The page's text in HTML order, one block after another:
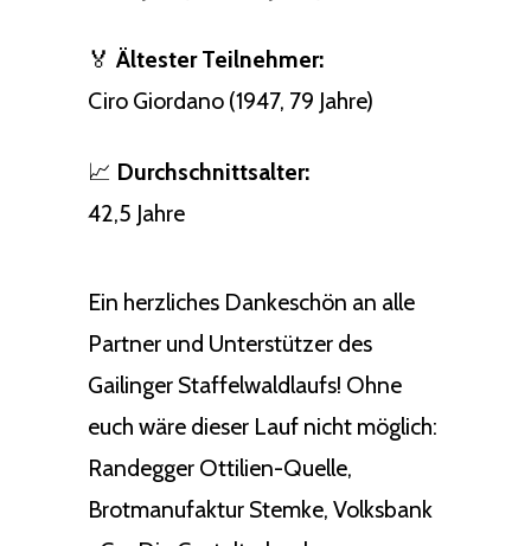
🏅 Ältester Teilnehmer:
Ciro Giordano (1947, 79 Jahre)
📈 Durchschnittsalter:
42,5 Jahre
Ein herzliches Dankeschön an alle
Partner und Unterstützer des
Gailinger Staffelwaldlaufs! Ohne
euch wäre dieser Lauf nicht möglich:
Randegger Ottilien-Quelle,
Brotmanufaktur Stemke, Volksbank